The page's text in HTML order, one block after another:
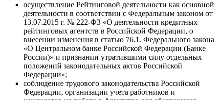
осуществление Рейтинговой деятельности как основной
деятельности в соответствии с Федеральным законом от
13.07.2015 г. № 222-ФЗ «О деятельности кредитных
рейтинговых агентств в Российской Федерации, о
внесении изменения в статью 76.1. Федерального закона
«О Центральном банке Российской Федерации (Банке
России)» и признании утратившими силу отдельных
положений законодательных актов Российской
Федерации»;
соблюдение трудового законодательства Российской
Федерации, организации учета работников и